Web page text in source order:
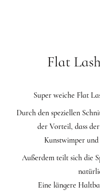
Flat
Super weiche Flat
Durch den speziellen
der Vorteil, dass
Kunstwimper
Außerdem teilt sich die
Eine längere